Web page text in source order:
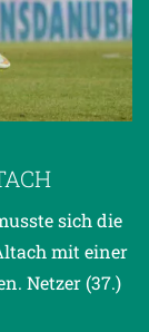
sich die
mit einer
Netzer (37.)